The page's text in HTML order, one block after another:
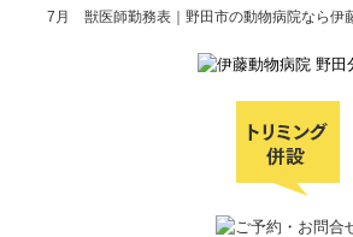
7月 獣医師勤務表｜野田市の動物病院なら伊